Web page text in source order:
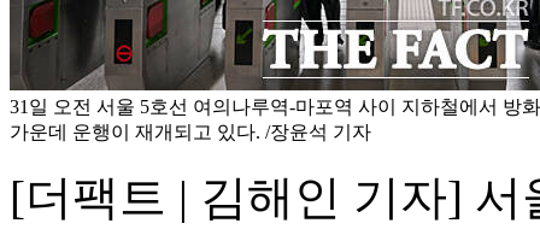
31일 오전 서울 5호선 여의나루역-마포역 사이 지하철에서 방
가운데 운행이 재개되고 있다. /장윤석 기자
[더팩트 | 김해인 기자]